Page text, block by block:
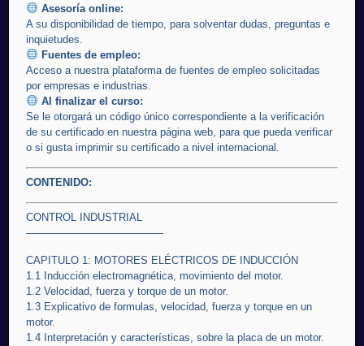
Asesoría online:
A su disponibilidad de tiempo, para solventar dudas, preguntas e
inquietudes.
Fuentes de empleo:
Acceso a nuestra plataforma de fuentes de empleo solicitadas
por empresas e industrias.
Al finalizar el curso:
Se le otorgará un código único correspondiente a la verificación
de su certificado en nuestra página web, para que pueda verificar
o si gusta imprimir su certificado a nivel internacional.
CONTENIDO:
CONTROL INDUSTRIAL
—————————————
CAPITULO 1: MOTORES ELÉCTRICOS DE INDUCCIÓN
1.1 Inducción electromagnética, movimiento del motor.
1.2 Velocidad, fuerza y torque de un motor.
1.3 Explicativo de formulas, velocidad, fuerza y torque en un
motor.
1.4 Interpretación y características, sobre la placa de un motor.